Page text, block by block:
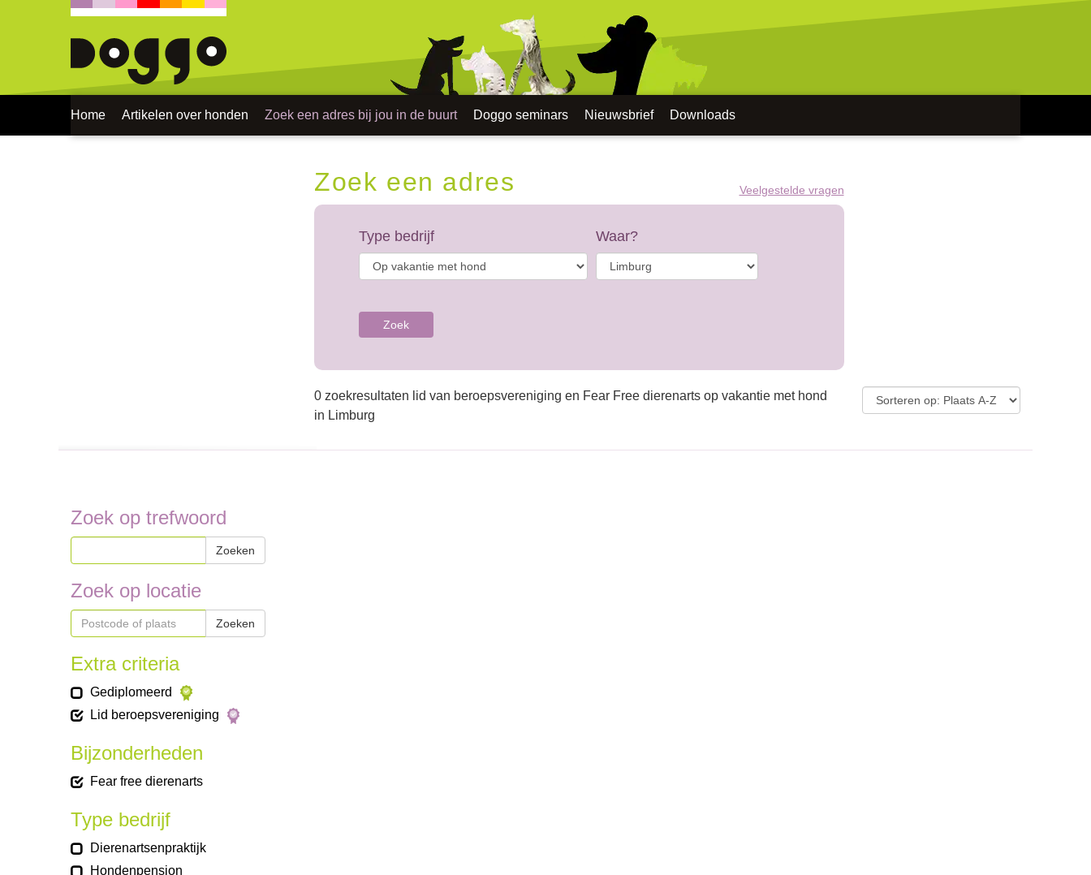
Home Artikelen over honden Zoek een adres bij jou in de buurt Doggo seminars Nieuwsbrief Downloads
Zoek een adres Veelgestelde vragen
Type bedrijf Waar?
Zoek
0 zoekresultaten lid van beroepsvereniging en Fear Free dierenarts op vakantie met hond
in Limburg
Zoek op trefwoord
Zoeken
Zoek op locatie
Zoeken
Extra criteria
Gediplomeerd
Lid beroepsvereniging
Bijzonderheden
Fear free dierenarts
Type bedrijf
Dierenartsenpraktijk
Hondenpension